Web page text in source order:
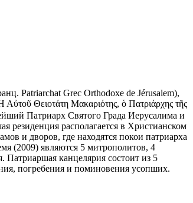
Patriarchat Grec Orthodoxe de Jérusalem),
Θειοτάτη Μακαριότης, ὁ Πατριάρχης τῆς
Патриарх Святого Града Иерусалима и
резиденция располагается в Христианском
и дворов, где находятся покои патриарха
(2009) являются 5 митрополитов, 4
канцелярия состоит из 5
погребения и поминовения усопших.